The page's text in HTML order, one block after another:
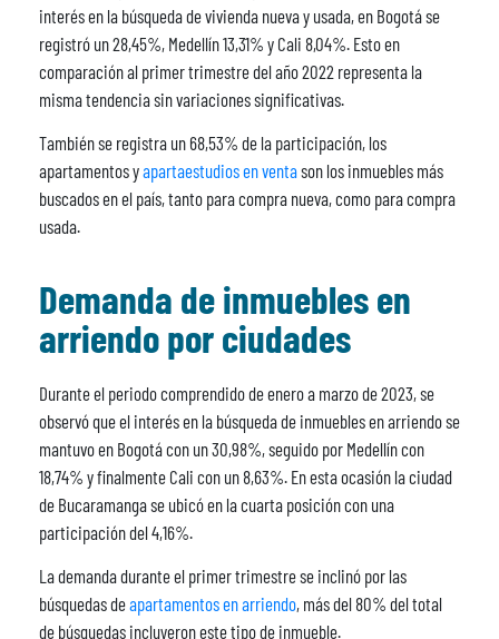
interés en la búsqueda de vivienda nueva y usada, en Bogotá se
registró un 28,45%, Medellín 13,31% y Cali 8,04%. Esto en
comparación al primer trimestre del año 2022 representa la
misma tendencia sin variaciones significativas.
También se registra un 68,53% de la participación, los
apartamentos yapartaestudios en ventason los inmuebles más
buscados en el país, tanto para compra nueva, como para compra
usada.
Demanda de inmuebles en
arriendo por ciudades
Durante el periodo comprendido de enero a marzo de 2023, se
observó que el interés en la búsqueda de inmuebles en arriendo se
mantuvo en Bogotá con un 30,98%, seguido por Medellín con
18,74% y finalmente Cali con un 8,63%. En esta ocasión la ciudad
de Bucaramanga se ubicó en la cuarta posición con una
participación del 4,16%.
La demanda durante el primer trimestre se inclinó por las
búsquedas deapartamentos en arriendo, más del 80% del total
de búsquedas incluyeron este tipo de inmueble.